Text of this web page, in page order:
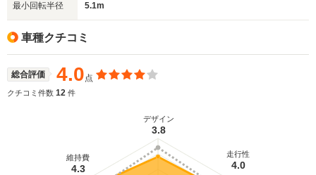
最小回転半径 5.1m
車種クチコミ
総合評価 4.0点
クチコミ件数 12 件
デザイン
3.8
走行性
4.0
維持費
4.3